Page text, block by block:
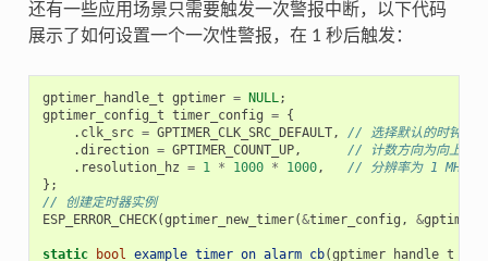
还有一些应用场景只需要触发一次警报中断，以下代码
展示了如何设置一个一次性警报，在 1 秒后触发：
gptimer_handle_t gptimer = NULL;
gptimer_config_t timer_config = {
. clk_src = GPTIMER_CLK_SRC_DEFAULT,
// 选择默认的时钟源
.direction = GPTIMER_COUNT_UP,
// 计数方向为向上计数
. resolution_hz = 1 * 1000 * 1000,
// 分辨率为 1 MHz，
};
// 创建定时器实例
ESP_ERROR_CHECK(gptimer_new_timer(&timer_config , &gptimer
static bool example_timer_on_alarm_cb(gptimer_handle_t